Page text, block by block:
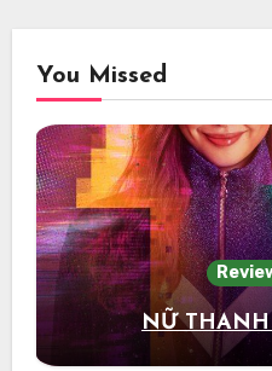
You Missed
NỮ THANH